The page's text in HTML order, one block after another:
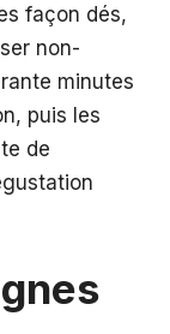
façon dés,
non-
minutes
puis les
de